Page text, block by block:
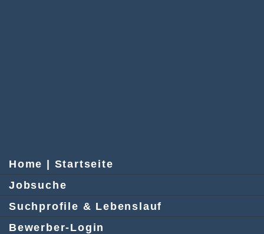
Home | Startseite
Jobsuche
Suchprofile & Lebenslauf
Bewerber-Login